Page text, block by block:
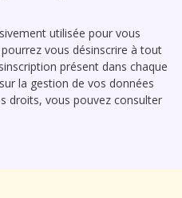
utilisée pour vous
vous désinscrire à tout
présent dans chaque
la gestion de vos données
droits, vous pouvez consulter